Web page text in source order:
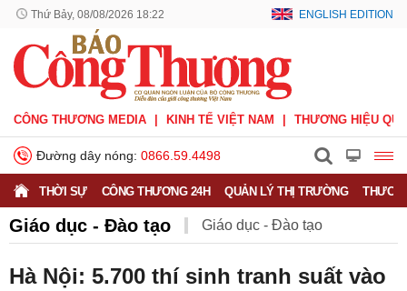
Thứ Bảy, 08/08/2026 18:22 ENGLISH EDITION
CÔNG THƯƠNG MEDIA KINH TẾ VIỆT NAM THƯƠNG HIỆU
Đường dây nóng: 0866.59.4498
THỜI SỰ CÔNG THƯƠNG 24H QUẢN LÝ THỊ TRƯỜNG
Giáo dục - Đào tạo Giáo dục - Đào tạo
Hà Nội: 5.700 thí sinh tranh suất vào